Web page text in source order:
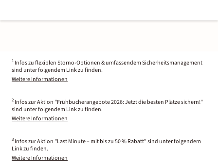
1 Infos zu flexiblen Storno-Optionen & umfassendem Sicherheitsmanagement
sind unter folgendem Link zu finden.
Weitere Informationen
2 Infos zur Aktion "Frühbucherangebote 2026: Jetzt die besten Plätze sichern!"
sind unter folgendem Link zu finden.
Weitere Informationen
3 Infos zur Aktion "Last Minute – mit bis zu 50 % Rabatt" sind unter folgendem
Link zu finden.
Weitere Informationen